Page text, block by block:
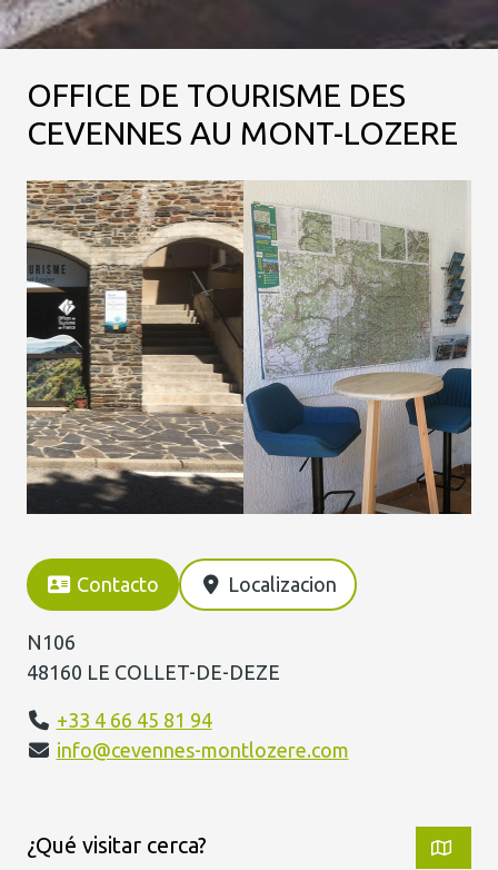
OFFICE DE TOURISME DES
CEVENNES AU MONT-LOZERE
Contacto Localizacion
N106
48160 LE COLLET-DE-DEZE
+33 4 66 45 81 94
info@cevennes-montlozere.com
¿Qué visitar cerca?